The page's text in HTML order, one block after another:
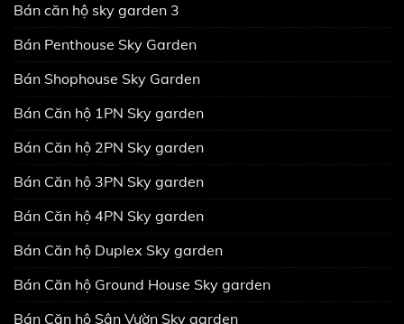
Bán căn hộ sky garden 3
Bán Penthouse Sky Garden
Bán Shophouse Sky Garden
Bán Căn hộ 1PN Sky garden
Bán Căn hộ 2PN Sky garden
Bán Căn hộ 3PN Sky garden
Bán Căn hộ 4PN Sky garden
Bán Căn hộ Duplex Sky garden
Bán Căn hộ Ground House Sky garden
Bán Căn hộ Sân Vườn Sky garden